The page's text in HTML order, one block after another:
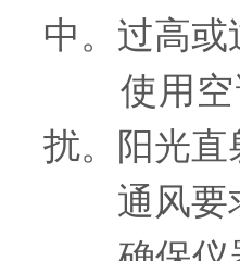
中。过高
使用空调
扰。阳光直
通风要